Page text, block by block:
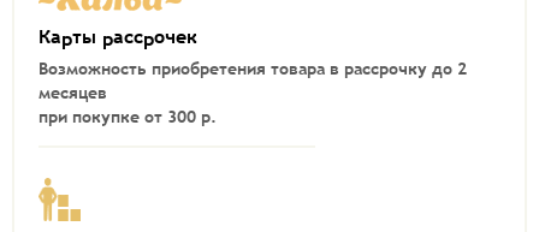
Карты рассрочек
Возможность приобретения товара в рассрочку до 2
месяцев
при покупке от 300 р.